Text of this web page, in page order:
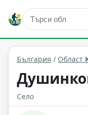
Душинково
България / Област
Село